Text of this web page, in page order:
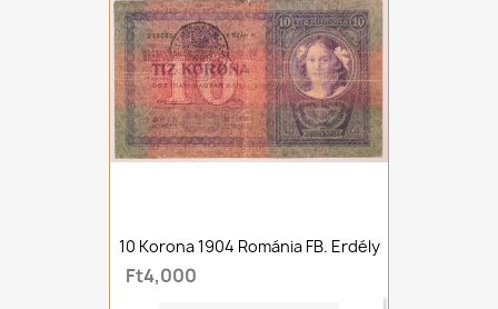
10 Korona 1904 Románia FB. Erdély
Ft4,000